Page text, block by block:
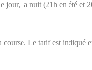
la nuit (21h en été et
Le tarif est indiqué